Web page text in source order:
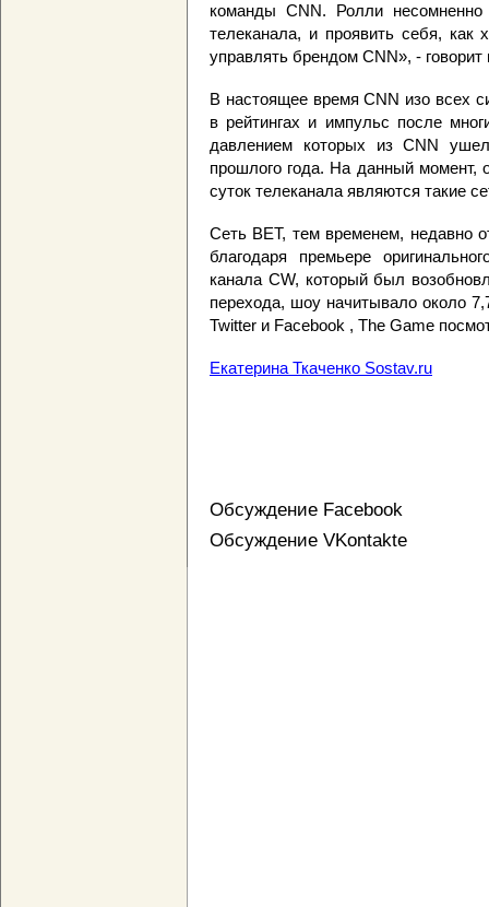
команды CNN. Ролли
телеканала, и проявить себя,
управлять брендом CNN», -
В настоящее время CNN изо всех
в рейтингах и импульс после
давлением которых из CNN
прошлого года. На данный момент,
суток телеканала являются такие
Сеть BET, тем временем, недавно
благодаря премьере
канала CW, который был
перехода, шоу начитывало около
Twitter и Facebook , The Game
Екатерина Ткаченко Sostav.ru
Обсуждение Facebook
Обсуждение VKontakte